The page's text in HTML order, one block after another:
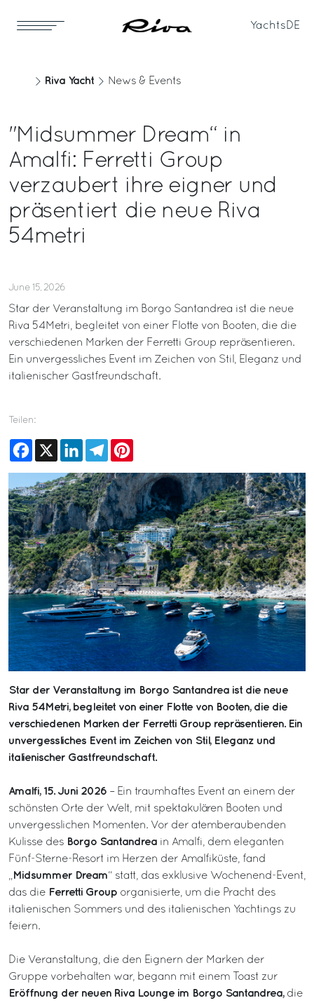
Yachts DE
Riva Yacht News & Events
"Midsummer Dream“ in
Amalfi: Ferretti Group
verzaubert ihre eigner und
präsentiert die neue Riva
54metri
June 15, 2026
Star der Veranstaltung im Borgo Santandrea ist die neue
Riva 54Metri, begleitet von einer Flotte von Booten, die die
verschiedenen Marken der Ferretti Group repräsentieren.
Ein unvergessliches Event im Zeichen von Stil, Eleganz und
italienischer Gastfreundschaft.
Teilen:
Facebook
X LinkedInTelegram
Star der Veranstaltung im Borgo Santandrea ist die neue
Riva 54Metri, begleitet von einer Flotte von Booten, die die
verschiedenen Marken der Ferretti Group repräsentieren. Ein
unvergessliches Event im Zeichen von Stil, Eleganz und
italienischer Gastfreundschaft.
Amalfi, 15. Juni 2026 – Ein traumhaftes Event an einem der
schönsten Orte der Welt, mit spektakulären Booten und
unvergesslichen Momenten. Vor der atemberaubenden
Kulisse des Borgo Santandrea in Amalfi, dem eleganten
Fünf-Sterne-Resort im Herzen der Amalfiküste, fand
Midsummer Dream“ statt, das exklusive Wochenend-Event,
das die Ferretti Group organisierte, um die Pracht des
italienischen Sommers und des italienischen Yachtings zu
feiern.
Die Veranstaltung, die den Eignern der Marken der
Gruppe vorbehalten war, begann mit einem Toast zur
Eröffnung der neuen Riva Lounge im Borgo Santandrea,die